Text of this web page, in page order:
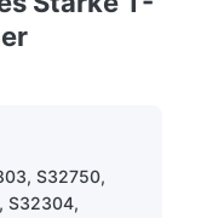
S32750,
S32304,